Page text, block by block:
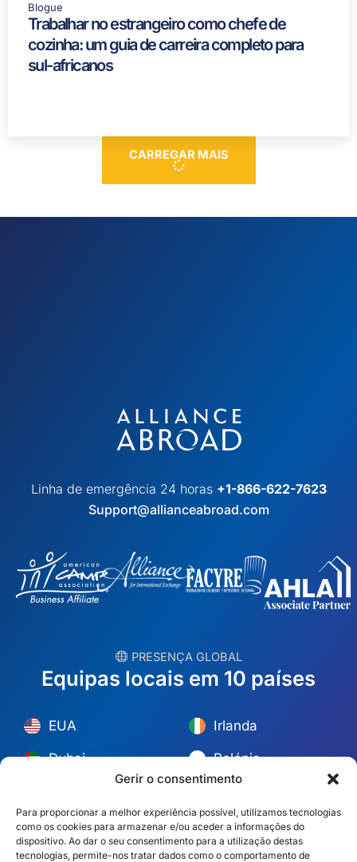
Gerir o consentimento
Para proporcionar a melhor experiência possível, utilizamos tecnologias
como os cookies para armazenar e/ou aceder a informações do
dispositivo. Ao dar o seu consentimento para a utilização destas
tecnologias, permite-nos tratar dados como o comportamento de
Blogue
Trabalhar no estrangeiro como chefe de
cozinha: um guia de carreira completo para
sul-africanos
CARREGAR MAIS
Linha de emergência 24 horas +1-866-622-7623
Support@allianceabroad.com
︎ PRESENÇA GLOBAL
Equipas locais em 10 países
EUA
Dubai
Espanha
Brasil/Mercosul
Irlanda
Polónia
S. África
Portugal